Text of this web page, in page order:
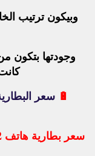
🔋 سعر
سعر بطارية هاتف Moto G42 - G31 - G62 بديل متوافق